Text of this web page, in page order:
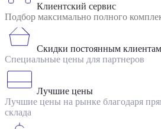
Клиентский сервис
Подбор максимально полного
Скидки постоянным клиентам
Специальные цены для партнеров
Лучшие цены
Лучшие цены на рынке благодаря
склада